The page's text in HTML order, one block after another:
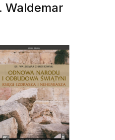
Waldemar